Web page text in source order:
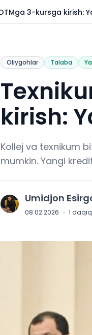
3-kursga kirish:
Oliygohlar Talaba
kirish:
Kollej va texnikum
mumkin. Yangi
U Umidjon
08.02.2026 · 1